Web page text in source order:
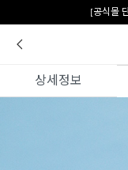
카카오
상세정보